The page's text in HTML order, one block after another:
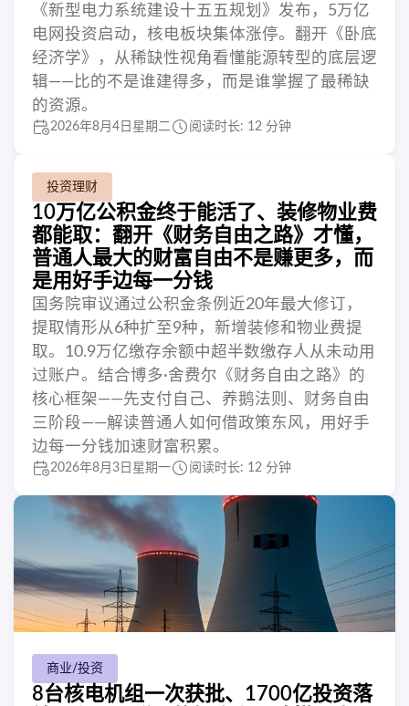
《新型电力系统建设十五五规划》发布，5万亿
电网投资启动，核电板块集体涨停。翻开《卧底
经济学》，从稀缺性视角看懂能源转型的底层逻
辑——比的不是谁建得多，而是谁掌握了最稀缺
的资源。
2026年8月4日星期二 阅读时长: 12 分钟
投资理财
10万亿公积金终于能活了、装修物业费
都能取：翻开《财务自由之路》才懂，
普通人最大的财富自由不是赚更多，而
是用好手边每一分钱
国务院审议通过公积金条例近20年最大修订，
提取情形从6种扩至9种，新增装修和物业费提
取。10.9万亿缴存余额中超半数缴存人从未动用
过账户。结合博多·舍费尔《财务自由之路》的
核心框架——先支付自己、养鹅法则、财务自由
三阶段——解读普通人如何借政策东风，用好手
边每一分钱加速财富积累。
2026年8月3日星期一 阅读时长: 12 分钟
商业/投资
8台核电机组一次获批、1700亿投资落